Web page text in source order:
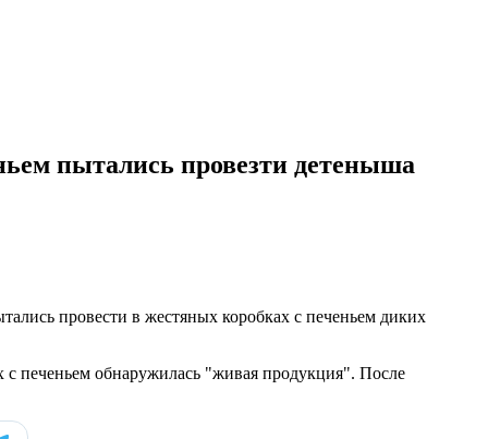
пытались провезти детеныша
провести в жестяных коробках с печеньем диких
печеньем обнаружилась "живая продукция". После